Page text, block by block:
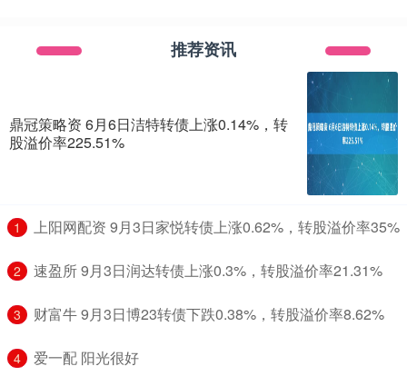
推荐资讯
鼎冠策略资 6月6日洁特转债上涨0.14%，转
股溢价率225.51%
1 ​上阳网配资 9月3日家悦转债上涨0.62%，转股溢价率35%
2 ​速盈所 9月3日润达转债上涨0.3%，转股溢价率21.31%
3 ​财富牛 9月3日博23转债下跌0.38%，转股溢价率8.62%
4 ​爱一配 阳光很好